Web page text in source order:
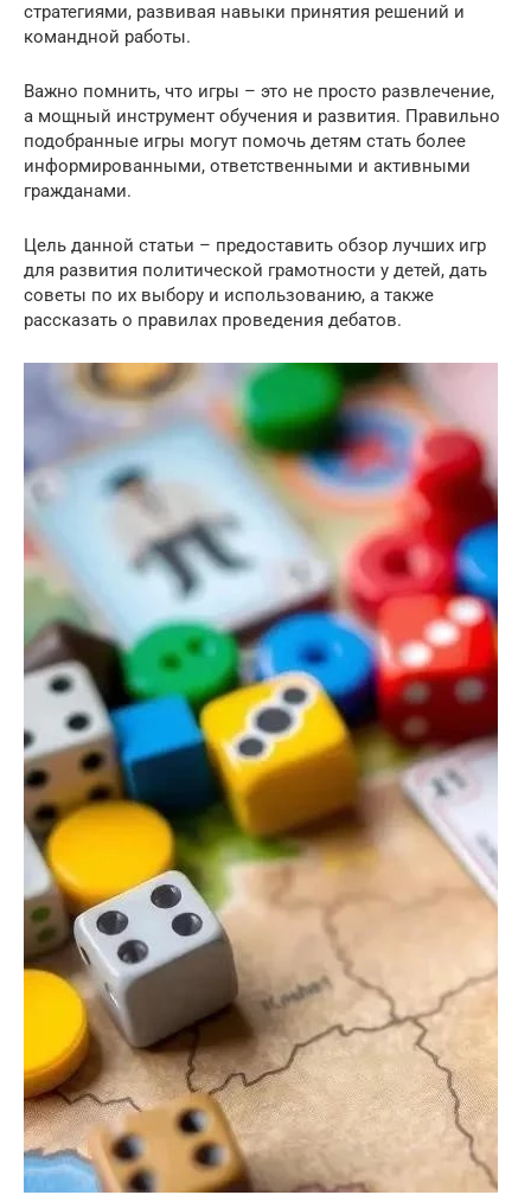
стратегиями, развивая навыки принятия решений и
командной работы.
Важно помнить, что игры – это не просто развлечение,
а мощный инструмент обучения и развития. Правильно
подобранные игры могут помочь детям стать более
информированными, ответственными и активными
гражданами.
Цель данной статьи – предоставить обзор лучших игр
для развития политической грамотности у детей, дать
советы по их выбору и использованию, а также
рассказать о правилах проведения дебатов.